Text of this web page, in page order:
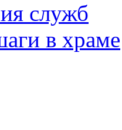
служб
в храме